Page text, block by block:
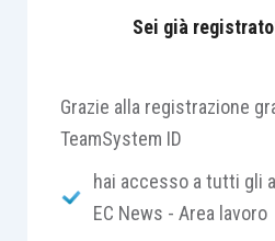
irrimediabilmente leso il
Sei già
Grazie alla registrazione
TeamSystem ID
hai accesso a tutti gli
EC News - Area lavoro